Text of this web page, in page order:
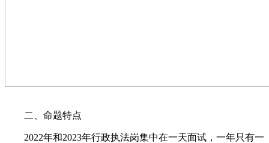
二、命题特点
2022年和2023年行政执法岗集中在一天面试，一年只有一